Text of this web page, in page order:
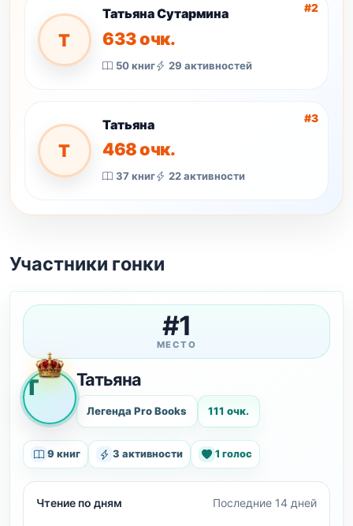
#2
Т
Татьяна Сутармина
633 очк.
50 книг 29 активностей
#3
Т
Татьяна
468 очк.
37 книг 22 активности
Участники гонки
#1
МЕСТО
Т Татьяна
Легенда Pro Books 111 очк.
9 книг 3 активности 1 голос
Чтение по дням Последние 14 дней